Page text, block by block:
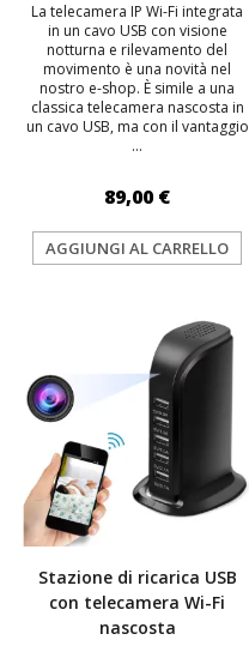
La telecamera IP Wi-Fi integrata
in un cavo USB con visione
notturna e rilevamento del
movimento è una novità nel
nostro e-shop. È simile a una
classica telecamera nascosta in
un cavo USB, ma con il vantaggio
...
89,00 €
AGGIUNGI AL CARRELLO
Stazione di ricarica USB
con telecamera Wi-Fi
nascosta